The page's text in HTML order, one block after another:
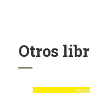
Otros